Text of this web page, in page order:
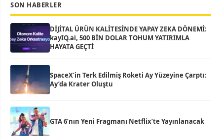
SON HABERLER
DİJİTAL ÜRÜN KALİTESİNDE YAPAY ZEKA DÖNEMİ:
kayIQ.ai, 500 BİN DOLAR TOHUM YATIRIMLA
HAYATA GEÇTİ
SpaceX’in Terk Edilmiş Roketi Ay Yüzeyine Çarptı:
Ay’da Krater Oluştu
GTA 6’nın Yeni Fragmanı Netflix’te Yayınlanacak